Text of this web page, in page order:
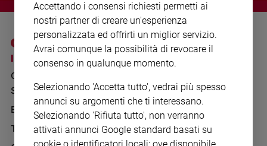
giorno
Santo
del
giorno
Società
e
valori
I SITI SAN PAOLO
GRUPPO EDITORIALE
SAN PAOLO
BENESSERE
TELENOVA
NOTE LEGALI
INFORMATIVA
WHISTLEBLOWING
SOCIAL
Accettando i consensi richiesti permetti ai
nostri partner di creare un'esperienza
personalizzata ed offrirti un miglior servizio.
Avrai comunque la possibilità di revocare il
consenso in qualunque momento.
Selezionando 'Accetta tutto', vedrai più spesso
annunci su argomenti che ti interessano.
Selezionando 'Rifiuta tutto', non verranno
attivati annunci Google standard basati su